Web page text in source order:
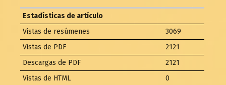
Estadísticas de artículo
Vistas de resúmenes
3069
Vistas de PDF
2121
Descargas de PDF
2121
Vistas de HTML
0